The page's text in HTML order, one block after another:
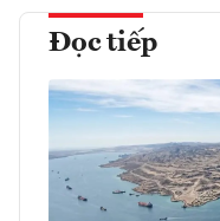
Đọc tiếp